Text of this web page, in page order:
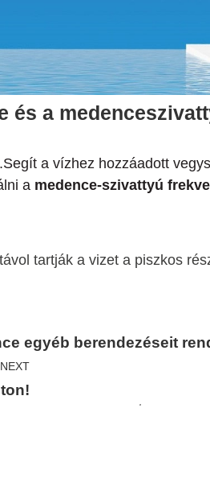
és a
a vízhez hozzáadott
a medence-szivattyú
tartják a vizet a piszkos
egyéb berendezéseit
NEXT